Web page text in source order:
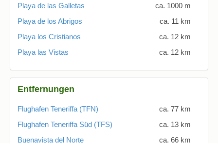
Playa de las Galletas
ca. 1000 m
Playa de los Abrigos
ca. 11 km
Playa los Cristianos
ca. 12 km
Playa las Vistas
ca. 12 km
Entfernungen
Flughafen Teneriffa (TFN)
ca. 77 km
Flughafen Teneriffa Süd (TFS)
ca. 13 km
Buenavista del Norte
ca. 66 km